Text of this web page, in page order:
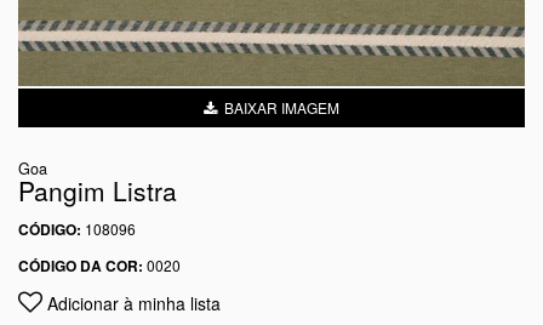
BAIXAR IMAGEM
Goa
Pangim Listra
CÓDIGO: 108096
CÓDIGO DA COR: 0020
Adicionar à minha lista